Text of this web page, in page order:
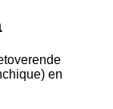
en